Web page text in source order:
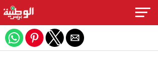
Exit mobile version